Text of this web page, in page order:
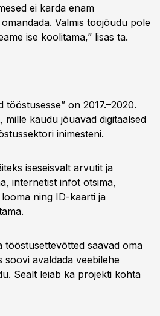
ei karda enam
Valmis tööjõudu pole
ise koolitama,” lisas ta.
tööstusesse” on 2017.–2020.
kaudu jõuavad digitaalsed
inimesteni.
iseseisvalt arvutit ja
internetist infot otsima,
ning ID-kaarti ja
tööstusettevõtted saavad oma
soovi avaldada veebilehe
Sealt leiab ka projekti kohta